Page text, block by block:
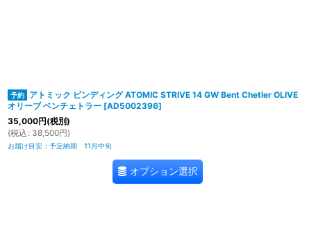
アトミック ビンディング ATOMIC STRIVE 14 GW Bent Chetler OLIVE
オリーブ ベンチェトラー [AD5002396]
35,000円(税別)
(税込 : 38,500円)
お届け目安 : 予定納期 11月中旬
オプション選択